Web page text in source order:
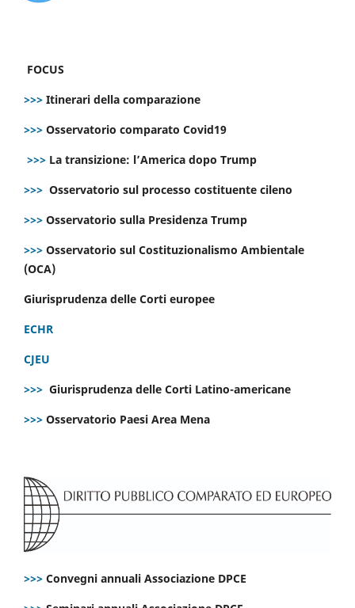
FOCUS
>>> Itinerari della comparazione
>>> Osservatorio comparato Covid19
>>> La transizione: l’America dopo Trump
>>> Osservatorio sul processo costituente cileno
>>> Osservatorio sulla Presidenza Trump
>>> Osservatorio sul Costituzionalismo Ambientale
(OCA)
Giurisprudenza delle Corti europee
ECHR
CJEU
>>> Giurisprudenza delle Corti Latino-americane
>>> Osservatorio Paesi Area Mena
>>> Convegni annuali Associazione DPCE